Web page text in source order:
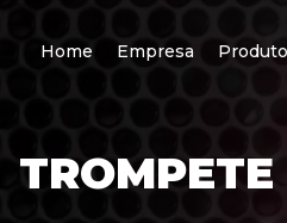
Home Empresa